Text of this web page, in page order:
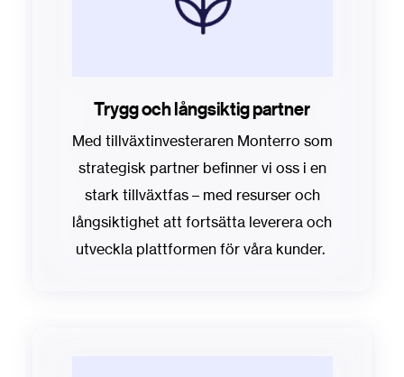
Trygg och långsiktig partner
Med tillväxtinvesteraren Monterro som
strategisk partner befinner vi oss i en
stark tillväxtfas – med resurser och
långsiktighet att fortsätta leverera och
utveckla plattformen för våra kunder.